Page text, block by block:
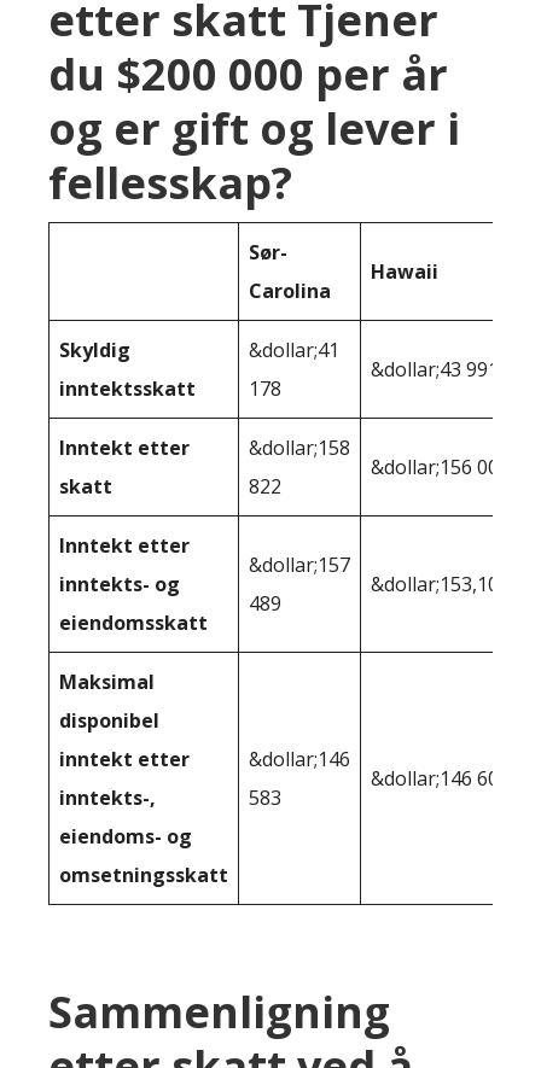
etter skatt Tjener
du $200 000 per år
og er gift og lever i
fellesskap?
Sør-
Carolina
Hawaii
Skyldig
inntektsskatt
&dollar;41
178
&dollar;43 991
Inntekt etter
skatt
&dollar;158
822
&dollar;156 009
Inntekt etter
inntekts- og
eiendomsskatt
&dollar;157
489
&dollar;153,109
Maksimal
disponibel
inntekt etter
inntekts-,
eiendoms- og
omsetningsskatt
&dollar;146
583
&dollar;146 600
Sammenligning